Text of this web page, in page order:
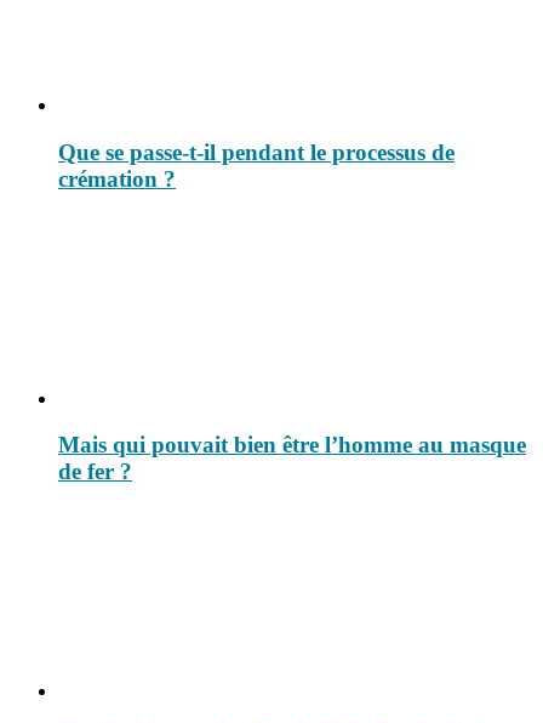
Que se passe-t-il pendant le processus de
crémation ?
Mais qui pouvait bien être l’homme au masque
de fer ?